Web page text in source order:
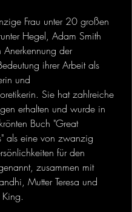
Frau unter 20 großen
Hegel, Adam Smith
der
ihrer Arbeit als
und
Sie hat zahlreiche
erhalten und wurde in
Buch "Great
als eine von zwanzig
für den
zusammen mit
Mutter Teresa und
King.